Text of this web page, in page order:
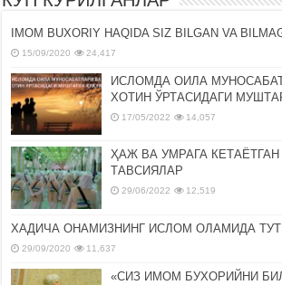
IMOM BUXORIY HAQIDA SIZ BILGAN VA
15/09/2020 24,417
ИСЛОМДА ОИЛА
ХОТИН ЎРТАСИДАГИ
17/05/2022 14,057
ҲАЖ ВА УМРАГА
ТАВСИЯЛАР
29/06/2022 12,519
ХАДИЧА ОНАМИЗНИНГ ИСЛОМ ОЛАМИДА
29/09/2020 11,637
«СИЗ ИМОМ БУХОРИЙНИ